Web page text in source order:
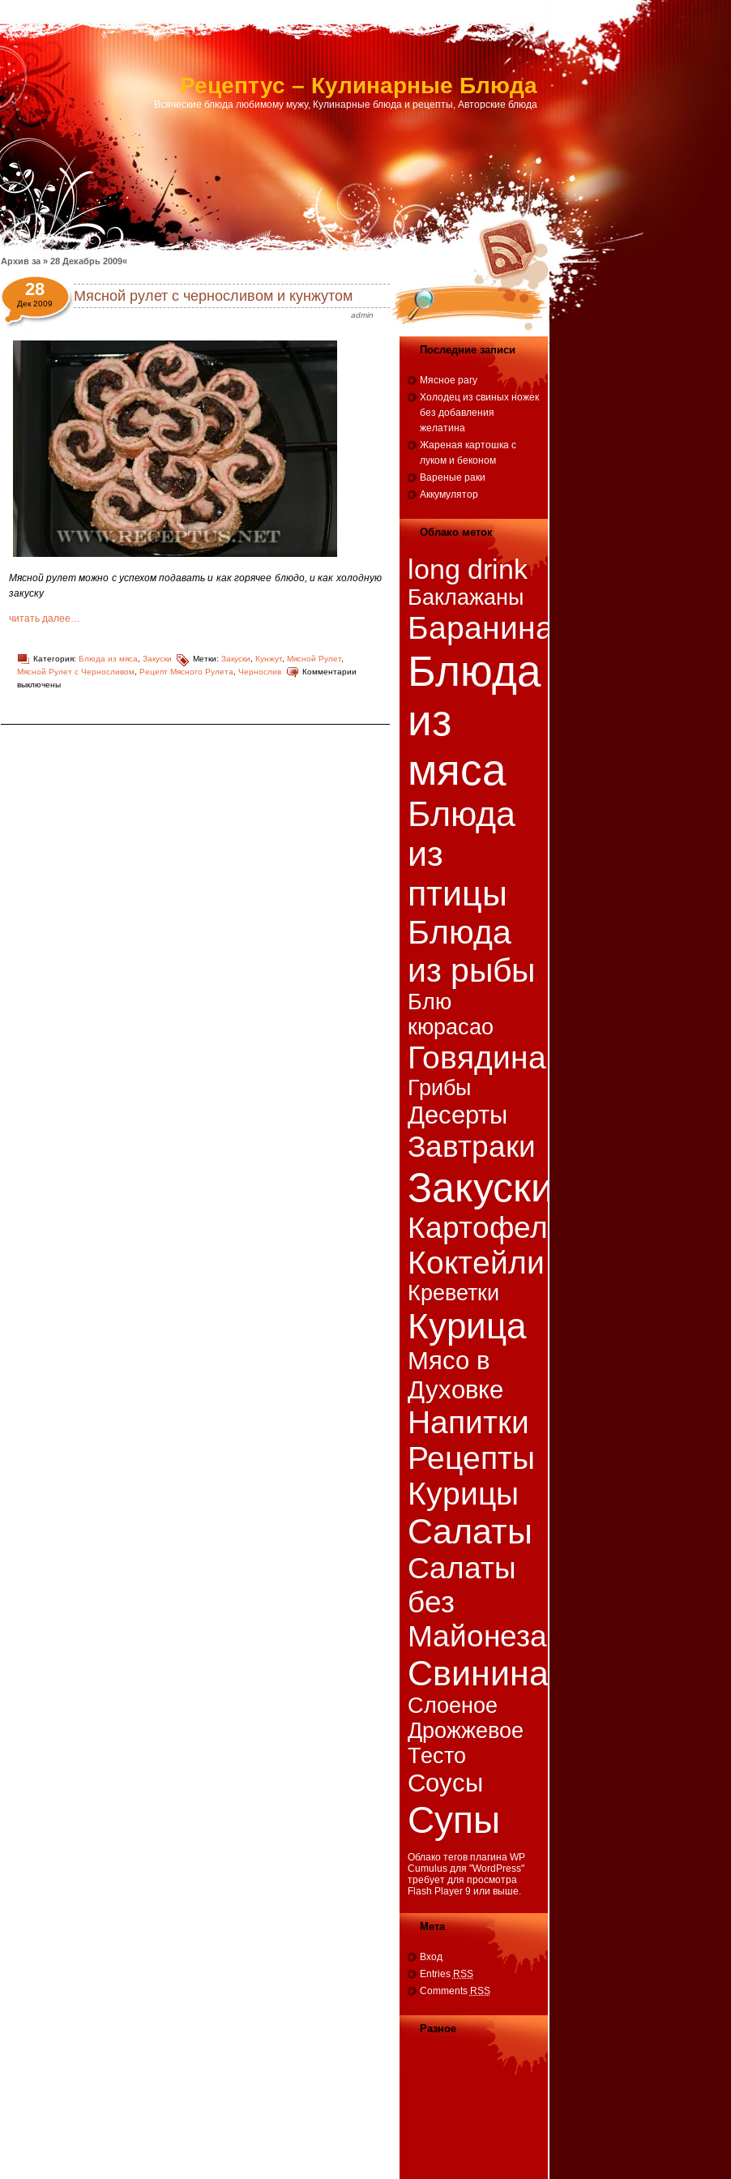
Рецептус – Кулинарные Блюда
Всяческие блюда любимому мужу, Кулинарные блюда и рецепты, Авторские блюда
Архив за » 28 Декабрь 2009«
Мясной рулет с черносливом и кунжутом
admin
28
Дек 2009
Мясной рулет можно с успехом подавать и как горячее блюдо, и как холодную
закуску
читать далее…
Категория: Блюда из мяса Закуски Метки: Закуски Кунжут, Мясной Рулет,
Мясной Рулет с Черносливом, Рецепт Мясного Рулета Чернослив
Комментарии
выключены
Последние записи
Мясное рагу
Холодец из свиных ножек
без добавления
желатина
Жареная картошка с
луком и беконом
Вареные раки
Аккумулятор
Облако меток
long drink
Баклажаны
Баранина
Блюда
из
мяса
Блюда
из
птицы
Блюда
из рыбы
Блю
кюрасао
Говядина
Грибы
Десерты
Завтраки
Закуски
Картофель
Коктейли
Креветки
Курица
Мясо в
Духовке
Напитки
Рецепты
Курицы
Салаты
Салаты
без
Майонеза
Свинина
Слоеное
Дрожжевое
Тесто
Соусы
Супы
Облако тегов плагина WP
Cumulus для "WordPress"
требует для просмотра
Flash Player 9 или выше.
Мета
Вход
Entries RSS
Comments RSS
Разное